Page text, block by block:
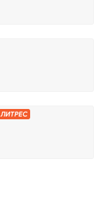
ЛИТРЕС